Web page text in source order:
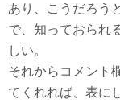
あり、こうだろう
で、知っておられ
しい。
それからコメント
てくれれば、表に